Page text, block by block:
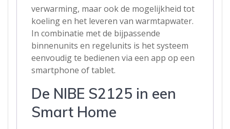
verwarming, maar ook de mogelijkheid tot
koeling en het leveren van warmtapwater.
In combinatie met de bijpassende
binnenunits en regelunits is het systeem
eenvoudig te bedienen via een app op een
smartphone of tablet.
De NIBE S2125 in een
Smart Home